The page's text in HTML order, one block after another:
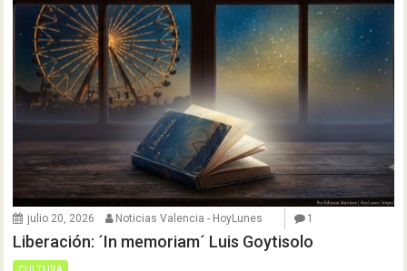
julio 20, 2026 Noticias Valencia - HoyLunes 1
Liberación: ´In memoriam´ Luis Goytisolo